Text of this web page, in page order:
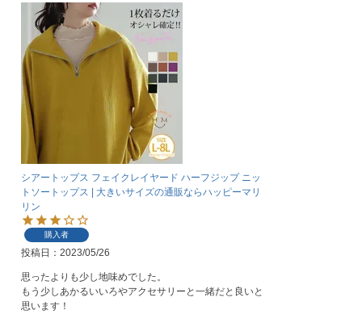
シアートップス フェイクレイヤード ハーフジップ ニッ
トソートップス | 大きいサイズの通販ならハッピーマリ
リン
購入者
投稿日 2023/05/26
思ったよりも少し地味めでした。
もう少しあかるいいろやアクセサリーと一緒だと良いと
思います！